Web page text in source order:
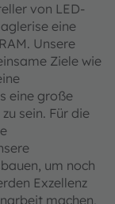
von LED-
eine
Unsere
Ziele wie
eine große
sein. Für die
um noch
Exzellenz
machen,